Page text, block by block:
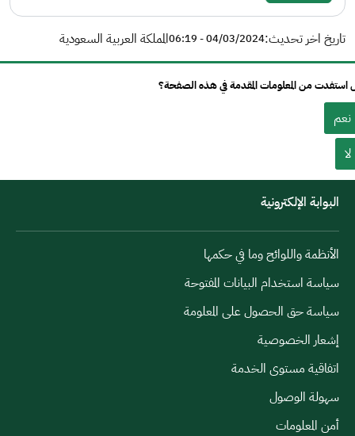
تاريخ اخر تحديث:04/03/2024 - 06:19 المملكة العربية السعودية
استفدت من المعلومات المقدمة في هذه الصفحة؟
نعم
لا
البوابة الإلكترونية
الأنظمة واللوائح وما في حكمها
سياسة استخدام البيانات المفتوحة
سياسة حق الحصول على المعلومة
إشعار الخصوصية
اتفاقية مستوى الخدمة
سهولة الوصول
أمن المعلومات